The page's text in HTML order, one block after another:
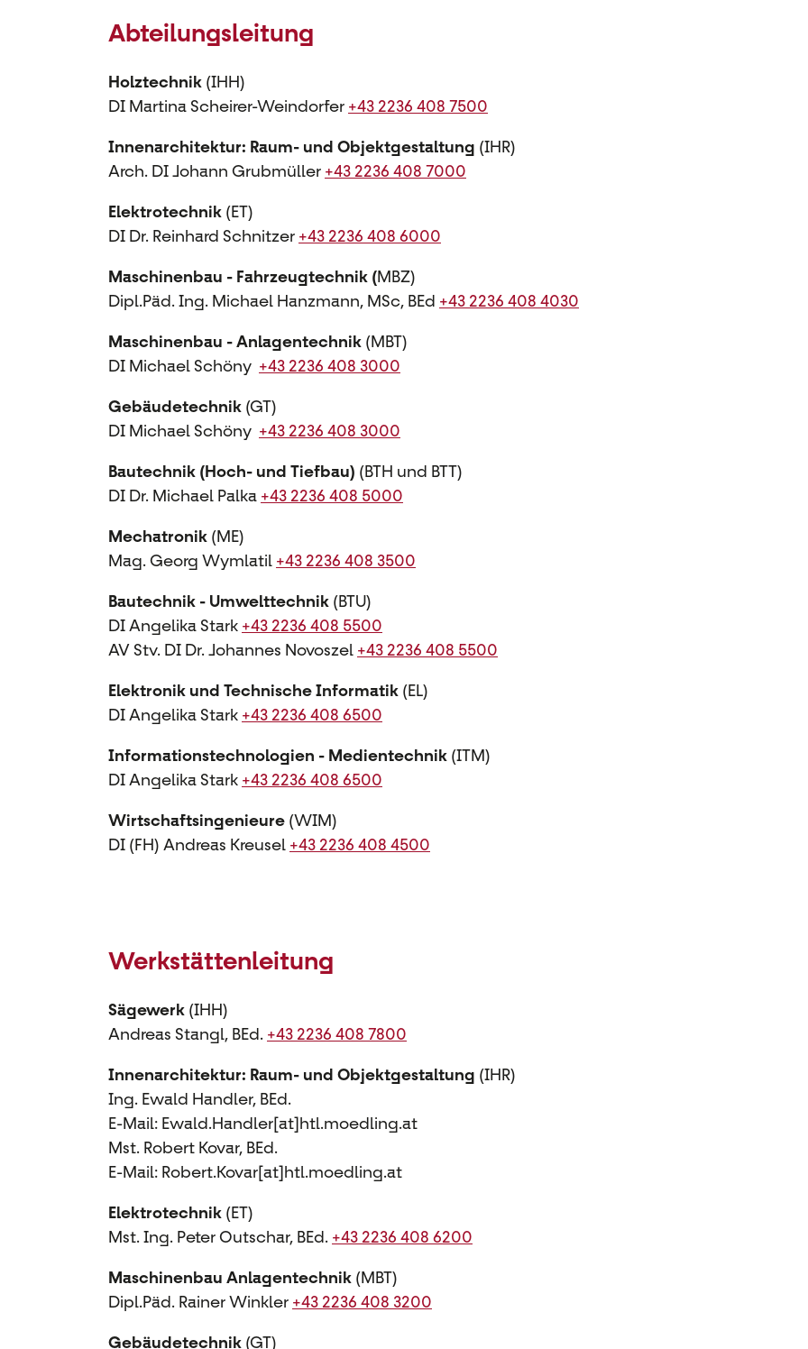
Abteilungsleitung
Holztechnik (IHH)
DI Martina Scheirer-Weindorfer +43 2236 408 7500
Innenarchitektur: Raum- und Objektgestaltung (IHR)
Arch. DI Johann Grubmüller +43 2236 408 7000
Elektrotechnik (ET)
DI Dr. Reinhard Schnitzer +43 2236 408 6000
Maschinenbau - Fahrzeugtechnik (MBZ)
Dipl.Päd. Ing. Michael Hanzmann, MSc, BEd +43 2236 408 4030
Maschinenbau - Anlagentechnik (MBT)
DI Michael Schöny +43 2236 408 3000
Gebäudetechnik (GT)
DI Michael Schöny +43 2236 408 3000
Bautechnik (Hoch- und Tiefbau) (BTH und BTT)
DI Dr. Michael Palka +43 2236 408 5000
Mechatronik (ME)
Mag. Georg Wymlatil +43 2236 408 3500
Bautechnik - Umwelttechnik (BTU)
DI Angelika Stark +43 2236 408 5500
AV Stv. DI Dr. Johannes Novoszel +43 2236 408 5500
Elektronik und Technische Informatik (EL)
DI Angelika Stark +43 2236 408 6500
Informationstechnologien - Medientechnik (ITM)
DI Angelika Stark +43 2236 408 6500
Wirtschaftsingenieure (WIM)
DI (FH) Andreas Kreusel +43 2236 408 4500
Werkstättenleitung
Sägewerk (IHH)
Andreas Stangl, BEd. +43 2236 408 7800
Innenarchitektur: Raum- und Objektgestaltung (IHR)
Ing. Ewald Handler, BEd.
E-Mail: Ewald.Handler[at]htl.moedling.at
Mst. Robert Kovar, BEd.
E-Mail: Robert.Kovar[at]htl.moedling.at
Elektrotechnik (ET)
Mst. Ing. Peter Outschar, BEd. +43 2236 408 6200
Maschinenbau Anlagentechnik (MBT)
Dipl.Päd. Rainer Winkler +43 2236 408 3200
Gebäudetechnik (GT)